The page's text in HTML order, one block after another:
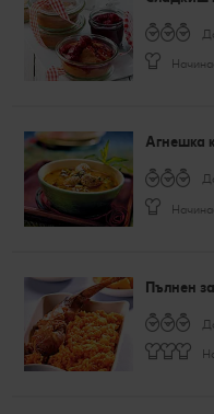
Агнешка
Пълнен